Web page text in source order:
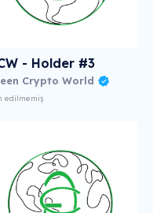
- Holder #3
Crypto World
edilmemiş